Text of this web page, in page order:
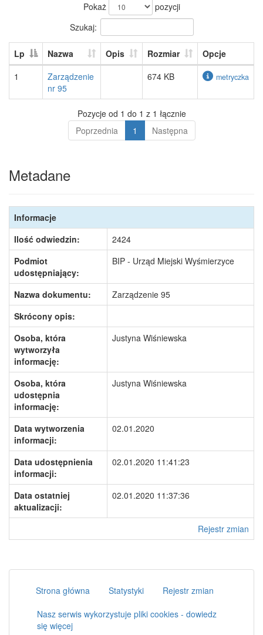
Pokaż
pozycji
Szukaj:
Lp Nazwa Opis Rozmiar
Opcje
1
Zarządzenie
nr 95
674 KB metryczka
Pozycje od 1 do 1 z 1 łącznie
Poprzednia
1 Następna
Metadane
Informacje
Ilość odwiedzin:
2424
Podmiot
udostępniający:
BIP - Urząd Miejski Wyśmierzyce
Nazwa dokumentu:
Zarządzenie 95
Skrócony opis:
Osoba, która
wytworzyła
informację:
Justyna Wiśniewska
Osoba, która
udostępnia
informację:
Justyna Wiśniewska
Data wytworzenia
informacji:
02.01.2020
Data udostępnienia
informacji:
02.01.2020 11:41:23
Data ostatniej
aktualizacji:
02.01.2020 11:37:36
Rejestr zmian
Strona główna Statystyki
Rejestr zmian
Nasz serwis wykorzystuje pliki cookies - dowiedz
się więcej